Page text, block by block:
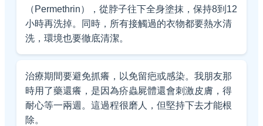
（Permethrin），從脖子往下全身塗抹，保持8到12
小時再洗掉。同時，所有接觸過的衣物都要熱水清
洗，環境也要徹底清潔。
治療期間要避免抓癢，以免留疤或感染。我朋友那
時用了藥還癢，是因為疥蟲屍體還會刺激皮膚，得
耐心等一兩週。這過程很磨人，但堅持下去才能根
除。